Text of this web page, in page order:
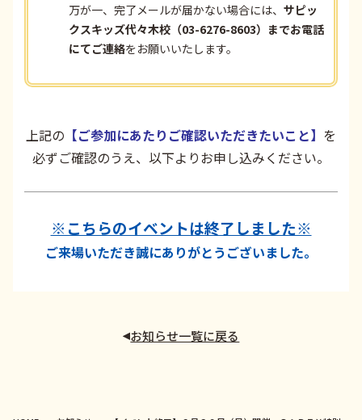
万が一、完了メールが届かない場合には、 サピッ
クスキッズ代々木校（03-6276-8603）までお電話
にてご連絡をお願いいたします。
上記の 【ご参加にあたりご確認いただきたいこと】 を
必ずご確認のうえ、以下よりお申し込みください。
※こちらのイベントは終了しました※
ご来場いただき誠にありがとうございました。
お知らせ一覧に戻る